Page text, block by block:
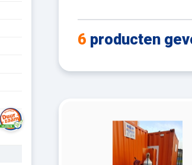
6 producten